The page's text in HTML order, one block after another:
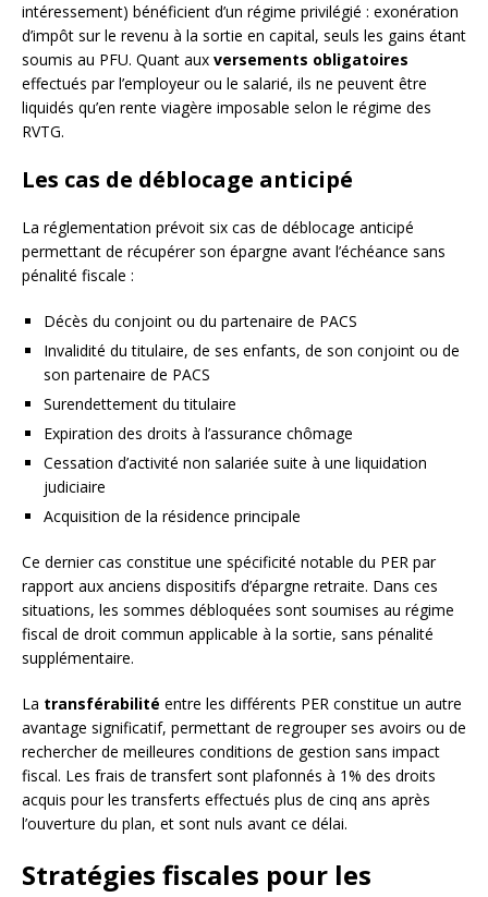
intéressement) bénéficient d’un régime privilégié : exonération
d’impôt sur le revenu à la sortie en capital, seuls les gains étant
soumis au PFU. Quant aux versements obligatoires
effectués par l’employeur ou le salarié, ils ne peuvent être
liquidés qu’en rente viagère imposable selon le régime des
RVTG.
Les cas de déblocage anticipé
La réglementation prévoit six cas de déblocage anticipé
permettant de récupérer son épargne avant l’échéance sans
pénalité fiscale :
Décès du conjoint ou du partenaire de PACS
Invalidité du titulaire, de ses enfants, de son conjoint ou de
son partenaire de PACS
Surendettement du titulaire
Expiration des droits à l’assurance chômage
Cessation d’activité non salariée suite à une liquidation
judiciaire
Acquisition de la résidence principale
Ce dernier cas constitue une spécificité notable du PER par
rapport aux anciens dispositifs d’épargne retraite. Dans ces
situations, les sommes débloquées sont soumises au régime
fiscal de droit commun applicable à la sortie, sans pénalité
supplémentaire.
La transférabilité entre les différents PER constitue un autre
avantage significatif, permettant de regrouper ses avoirs ou de
rechercher de meilleures conditions de gestion sans impact
fiscal. Les frais de transfert sont plafonnés à 1% des droits
acquis pour les transferts effectués plus de cinq ans après
l’ouverture du plan, et sont nuls avant ce délai.
Stratégies fiscales pour les